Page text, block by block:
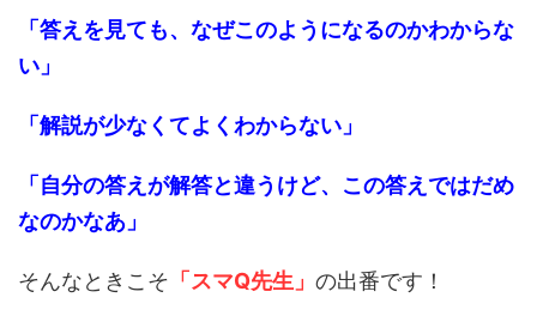
「答えを見ても、なぜこのようになるのかわからな
い」
「解説が少なくてよくわからない」
「自分の答えが解答と違うけど、この答えではだめ
なのかなあ」
そんなときこそ 「スマQ先生」 の出番です！